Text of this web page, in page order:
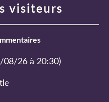
visiteurs
08/26 à 20:30)